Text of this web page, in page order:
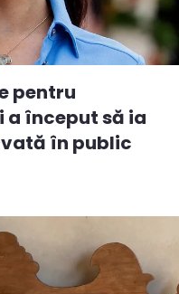
pentru
a început să ia
în public